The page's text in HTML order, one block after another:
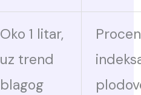
Oko 1 litar,
uz trend
blagog